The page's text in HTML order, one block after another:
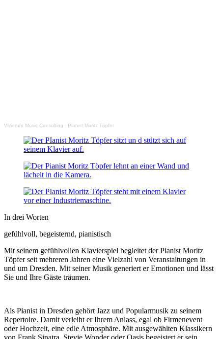
Viviendo Music Consulting · Pianist Moritz Töpfer
In drei Worten
gefühlvoll, begeisternd, pianistisch
Mit seinem gefühlvollen Klavierspiel begleitet der Pianist Moritz
Töpfer seit mehreren Jahren eine Vielzahl von Veranstaltungen in
und um Dresden. Mit seiner Musik generiert er Emotionen und lässt
Sie und Ihre Gäste träumen.
Als Pianist in Dresden gehört Jazz und Popularmusik zu seinem
Repertoire. Damit verleiht er Ihrem Anlass, egal ob Firmenevent
oder Hochzeit, eine edle Atmosphäre. Mit ausgewählten Klassikern
von Frank Sinatra, Stevie Wonder oder Oasis begeistert er sein